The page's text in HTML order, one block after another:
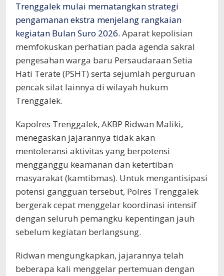
Trenggalek mulai mematangkan strategi
pengamanan ekstra menjelang rangkaian
kegiatan Bulan Suro 2026. Aparat kepolisian
memfokuskan perhatian pada agenda sakral
pengesahan warga baru Persaudaraan Setia
Hati Terate (PSHT) serta sejumlah perguruan
pencak silat lainnya di wilayah hukum
Trenggalek.
Kapolres Trenggalek, AKBP Ridwan Maliki,
menegaskan jajarannya tidak akan
mentoleransi aktivitas yang berpotensi
mengganggu keamanan dan ketertiban
masyarakat (kamtibmas). Untuk mengantisipasi
potensi gangguan tersebut, Polres Trenggalek
bergerak cepat menggelar koordinasi intensif
dengan seluruh pemangku kepentingan jauh
sebelum kegiatan berlangsung.
Ridwan mengungkapkan, jajarannya telah
beberapa kali menggelar pertemuan dengan